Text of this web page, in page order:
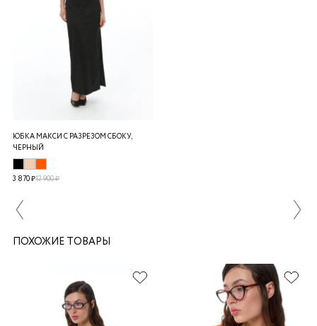
ЮБКА МАКСИ C РАЗРЕЗОМ СБОКУ,
ЧЕРНЫЙ
3 870 ₽12 900 ₽
ПОХОЖИЕ ТОВАРЫ